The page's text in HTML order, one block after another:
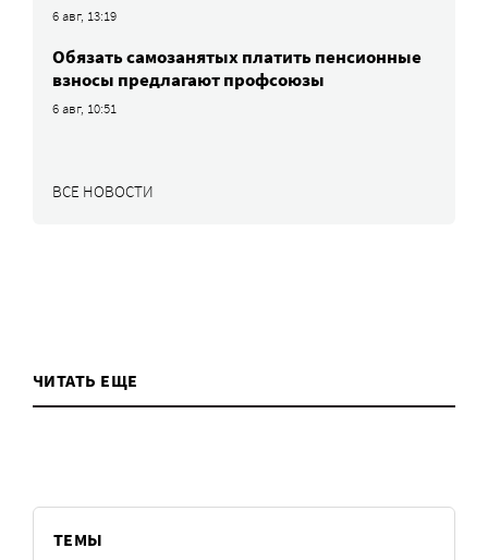
6 авг, 13:19
Обязать самозанятых платить пенсионные
взносы предлагают профсоюзы
6 авг, 10:51
ВСЕ НОВОСТИ
ЧИТАТЬ ЕЩЕ
ТЕМЫ